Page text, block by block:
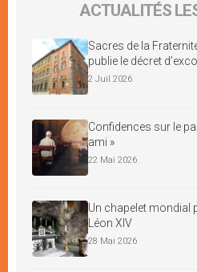
ACTUALITÉS
Sacres de la
publie le décret
2 Juil 2026
Confidences sur le
ami »
22 Mai 2026
Un chapelet mondial
Léon XIV
28 Mai 2026